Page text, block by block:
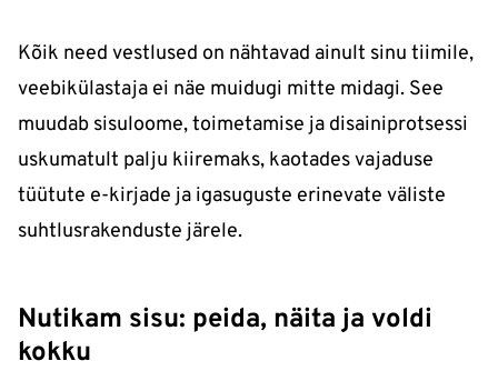
Kõik need vestlused on nähtavad ainult sinu tiimile,
veebikülastaja ei näe muidugi mitte midagi. See
muudab sisuloome, toimetamise ja disainiprotsessi
uskumatult palju kiiremaks, kaotades vajaduse
tüütute e-kirjade ja igasuguste erinevate väliste
suhtlusrakenduste järele.
Nutikam sisu: peida, näita ja voldi
kokku